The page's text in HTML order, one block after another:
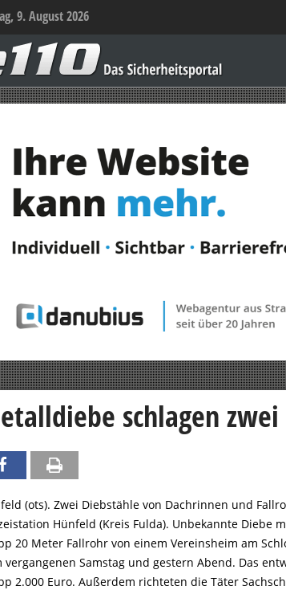
9. August 2026
schlagen
(ots). Zwei Diebstähle von Dachrinnen und
Hünfeld (Kreis Fulda). Unbekannte Diebe
20 Meter Fallrohr von einem Vereinsheim am
vergangenen Samstag und gestern Abend. Das
2.000 Euro. Außerdem richteten die Täter